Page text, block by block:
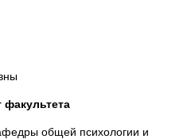
Викторовны
факультета
общей психологии и